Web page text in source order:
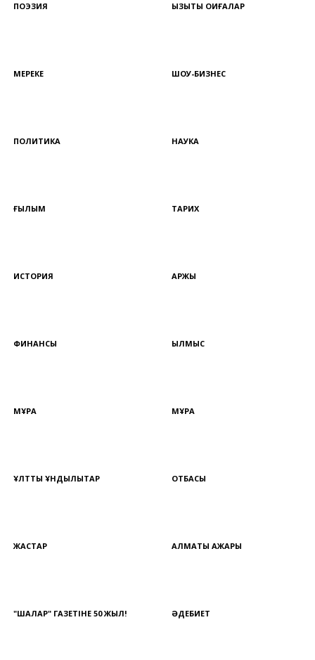
ПОЭЗИЯ ҚЫЗЫҚТЫ ОҚИҒАЛАР
МЕРЕКЕ ШОУ-БИЗНЕС
ПОЛИТИКА НАУКА
ҒЫЛЫМ ТАРИХ
ИСТОРИЯ ҚАРЖЫ
ФИНАНСЫ ҚЫЛМЫС
МҰРА МҰРА
ҰЛТТЫҚ ҚҰНДЫЛЫҚТАР ОТБАСЫ
ЖАСТАР АЛМАТЫ АЖАРЫ
"ШАЛҚАР" ГАЗЕТІНЕ 50 ЖЫЛ! ӘДЕБИЕТ